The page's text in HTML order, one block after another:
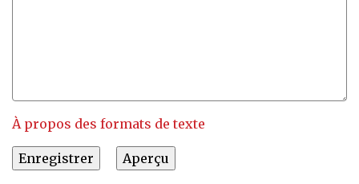
À propos des formats de texte